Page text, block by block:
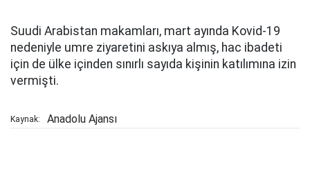
Suudi Arabistan makamları, mart ayında Kovid-19
nedeniyle umre ziyaretini askıya almış, hac ibadeti
için de ülke içinden sınırlı sayıda kişinin katılımına izin
vermişti.
Kaynak: Anadolu Ajansı